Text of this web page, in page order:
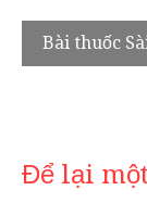
Điều
hướng
Bài thuốc
Để lại